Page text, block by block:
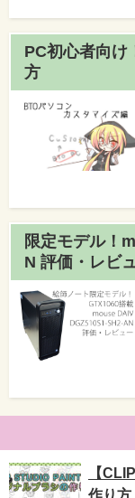
PC初心者向け
方
限定モデル！
N 評価・レビ
【